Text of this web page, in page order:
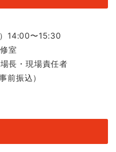
14:00〜15:30
室
長・現場責任者
前振込）